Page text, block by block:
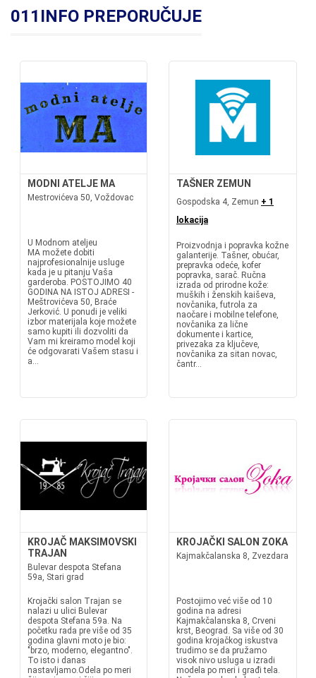
011INFO PREPORUČUJE
MODNI ATELJE MA
Mestrovićeva 50, Voždovac
U Modnom ateljeu
MA možete dobiti
najprofesionalnije usluge
kada je u pitanju Vaša
garderoba. POSTOJIMO 40
GODINA NA ISTOJ ADRESI -
Meštrovićeva 50, Braće
Jerković. U ponudi je veliki
izbor materijala koje možete
samo kupiti ili dozvoliti da
Vam mi kreiramo model koji
će odgovarati Vašem stasu i
a...
TAŠNER ZEMUN
Gospodska 4, Zemun + 1
lokacija
Proizvodnja i popravka kožne
galanterije. Tašner, obućar,
prepravka odeće, kofer
popravka, sarač. Ručna
izrada od prirodne kože:
muških i ženskih kaiševa,
novčanika, futrola za
naočare i mobilne telefone,
novčanika za lične
dokumente i kartice,
privezaka za ključeve,
novčanika za sitan novac,
čantr...
KROJAČ MAKSIMOVSKI
TRAJAN
Bulevar despota Stefana
59a, Stari grad
Krojački salon Trajan se
nalazi u ulici Bulevar
despota Stefana 59a. Na
početku rada pre više od 35
godina glavni moto je bio:
"brzo, moderno, elegantno".
To isto i danas
nastavljamo.Odela po meri
KROJAČKI SALON ZOKA
Kajmakčalanska 8, Zvezdara
Postojimo već više od 10
godina na adresi
Kajmakčalanska 8, Crveni
krst, Beograd. Sa više od 30
godina krojačkog iskustva
trudimo se da pružamo
visok nivo usluga u izradi
modela po meri i građi tela.